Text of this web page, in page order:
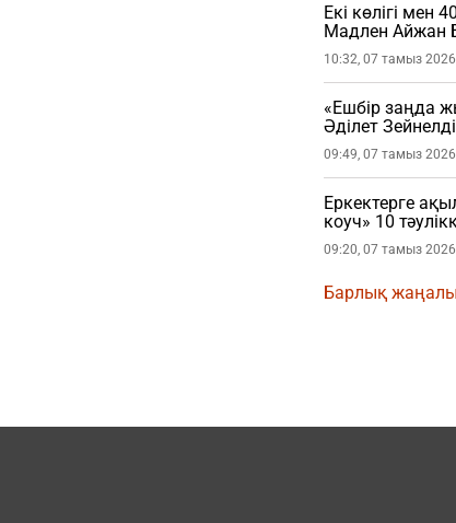
Екі көлігі мен
Мадлен Айжан
шындықты
10:32, 07 тамыз 2026
«Ешбір заңда
Әділет
үйленгеніне
09:49, 07 тамыз 2026
Еркектерге
коуч» 10
09:20, 07 тамыз 2026
Барлық